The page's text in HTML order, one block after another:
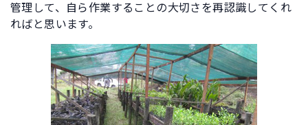
管理して、自ら作業することの大切さを再認識してくれ
ればと思います。